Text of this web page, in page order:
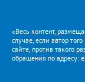
«Весь контент,
случае, если автор
сайте, против такого
обращения по адресу: